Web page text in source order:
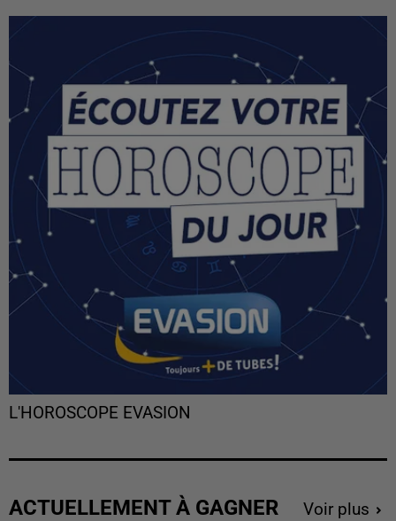
L'HOROSCOPE EVASION
ACTUELLEMENT À GAGNER Voir plus